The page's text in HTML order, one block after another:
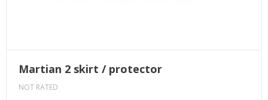
Martian 2 skirt / protector
NOT RATED